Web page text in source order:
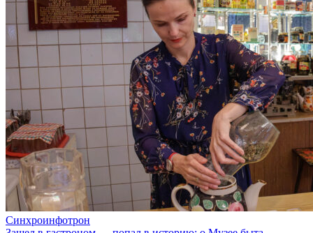
Синхроинфотрон